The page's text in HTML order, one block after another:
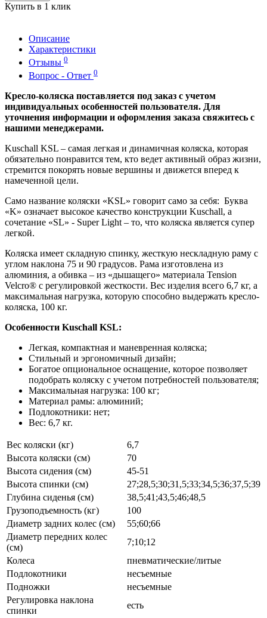
Купить в 1 клик
Описание
Характеристики
Отзывы 0
Вопрос - Ответ 0
Кресло-коляска поставляется под заказ с учетом
индивидуальных особенностей пользователя. Для
уточнения информации и оформления заказа свяжитесь с
нашими менеджерами.
Kuschall KSL – самая легкая и динамичная коляска, которая
обязательно понравится тем, кто ведет активный образ жизни,
стремится покорять новые вершины и движется вперед к
намеченной цели.
Само название коляски «KSL» говорит само за себя: Буква
«K» означает высокое качество конструкции Kuschall, а
сочетание «SL» - Super Light – то, что коляска является супер
легкой.
Коляска имеет складную спинку, жесткую нескладную раму с
углом наклона 75 и 90 градусов. Рама изготовлена из
алюминия, а обивка – из «дышащего» материала Tension
Velcro® с регулировкой жесткости. Вес изделия всего 6,7 кг, а
максимальная нагрузка, которую способно выдержать кресло-
коляска, 100 кг.
Особенности Kuschall KSL:
Легкая, компактная и маневренная коляска;
Стильный и эргономичный дизайн;
Богатое опциональное оснащение, которое позволяет
подобрать коляску с учетом потребностей пользователя;
Максимальная нагрузка: 100 кг;
Материал рамы: алюминий;
Подлокотники: нет;
Вес: 6,7 кг.
Вес коляски (кг)
6,7
Высота коляски (см)
70
Высота сидения (см)
45-51
Высота спинки (см)
27;28,5;30;31,5;33;34,5;36;37,5;39
Глубина сиденья (см)
38,5;41;43,5;46;48,5
Грузоподъемность (кг)
100
Диаметр задних колес (см)
55;60;66
Диаметр передних колес
(см)
7;10;12
Колеса
пневматические/литые
Подлокотники
несъемные
Подножки
несъемные
Регулировка наклона
спинки
есть